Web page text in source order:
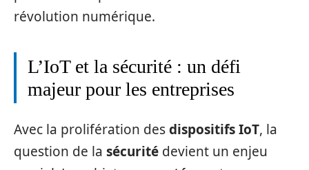
révolution numérique.
L’IoT et la sécurité : un défi
majeur pour les entreprises
Avec la prolifération desdispositifs IoT, la
question de la sécurité devient un enjeu